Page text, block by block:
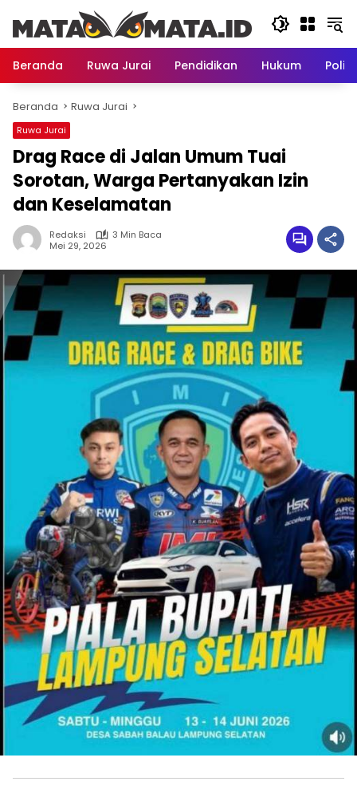
konten
Beranda
Ruwa Jurai Pendidikan Hukum
Beranda Ruwa Jurai
Ruwa Jurai
Drag Race di Jalan Umum Tuai
Sorotan, Warga Pertanyakan Izin
dan Keselamatan
Redaksi
3 Min Baca
Mei 29, 2026